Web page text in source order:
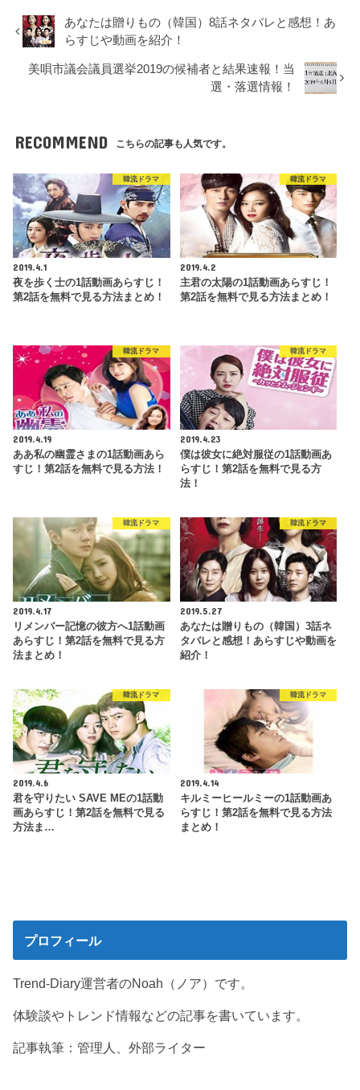
あなたは贈りもの（韓国）8話ネタバレと感想！あ
らすじや動画を紹介！
美唄市議会議員選挙2019の候補者と結果速報！当
選・落選情報！
RECOMMEND こちらの記事も人気です。
韓流ドラマ
2019.4.1
夜を歩く士の1話動画あらすじ！
第2話を無料で見る方法まとめ！
韓流ドラマ
2019.4.2
主君の太陽の1話動画あらすじ！
第2話を無料で見る方法まとめ！
韓流ドラマ
2019.4.19
ああ私の幽霊さまの1話動画あら
すじ！第2話を無料で見る方法！
韓流ドラマ
2019.4.23
僕は彼女に絶対服従の1話動画あ
らすじ！第2話を無料で見る方
法！
韓流ドラマ
2019.4.17
リメンバー記憶の彼方へ1話動画
あらすじ！第2話を無料で見る方
法まとめ！
韓流ドラマ
2019.5.27
あなたは贈りもの（韓国）3話ネ
タバレと感想！あらすじや動画を
紹介！
韓流ドラマ
2019.4.6
君を守りたい SAVE MEの1話動
画あらすじ！第2話を無料で見る
方法ま…
韓流ドラマ
2019.4.14
キルミーヒールミーの1話動画あ
らすじ！第2話を無料で見る方法
まとめ！
プロフィール
Trend-Diary運営者のNoah（ノア）です。
体験談やトレンド情報などの記事を書いています。
記事執筆：管理人、外部ライター